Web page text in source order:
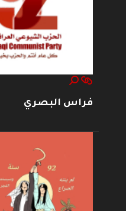
فراس البصري